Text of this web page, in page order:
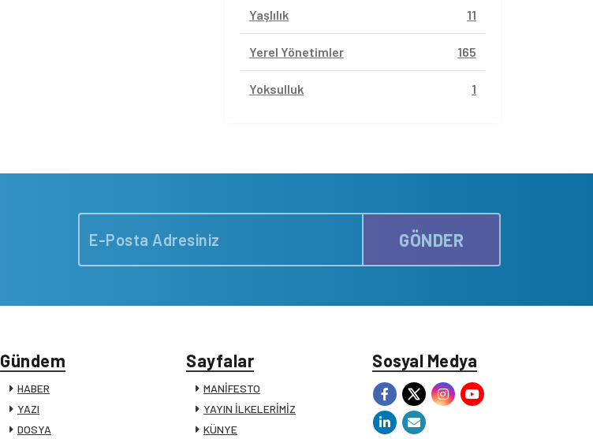
Yaşlılık 11
Yerel Yönetimler 165
Yoksulluk 1
GÖNDER
Gündem
HABER
YAZI
DOSYA
Sayfalar
MANİFESTO
YAYIN İLKELERİMİZ
KÜNYE
Sosyal Medya